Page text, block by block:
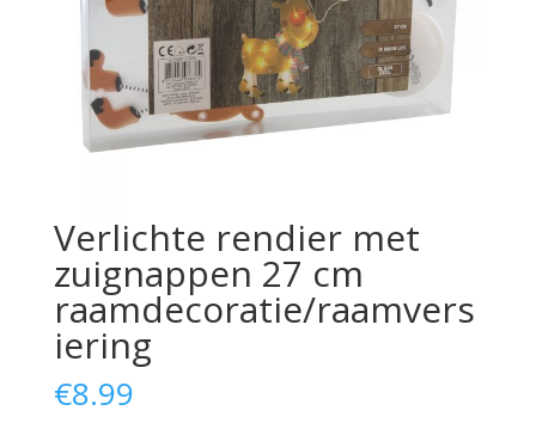
Verlichte rendier met
zuignappen 27 cm
raamdecoratie/raamvers
iering
€8.99